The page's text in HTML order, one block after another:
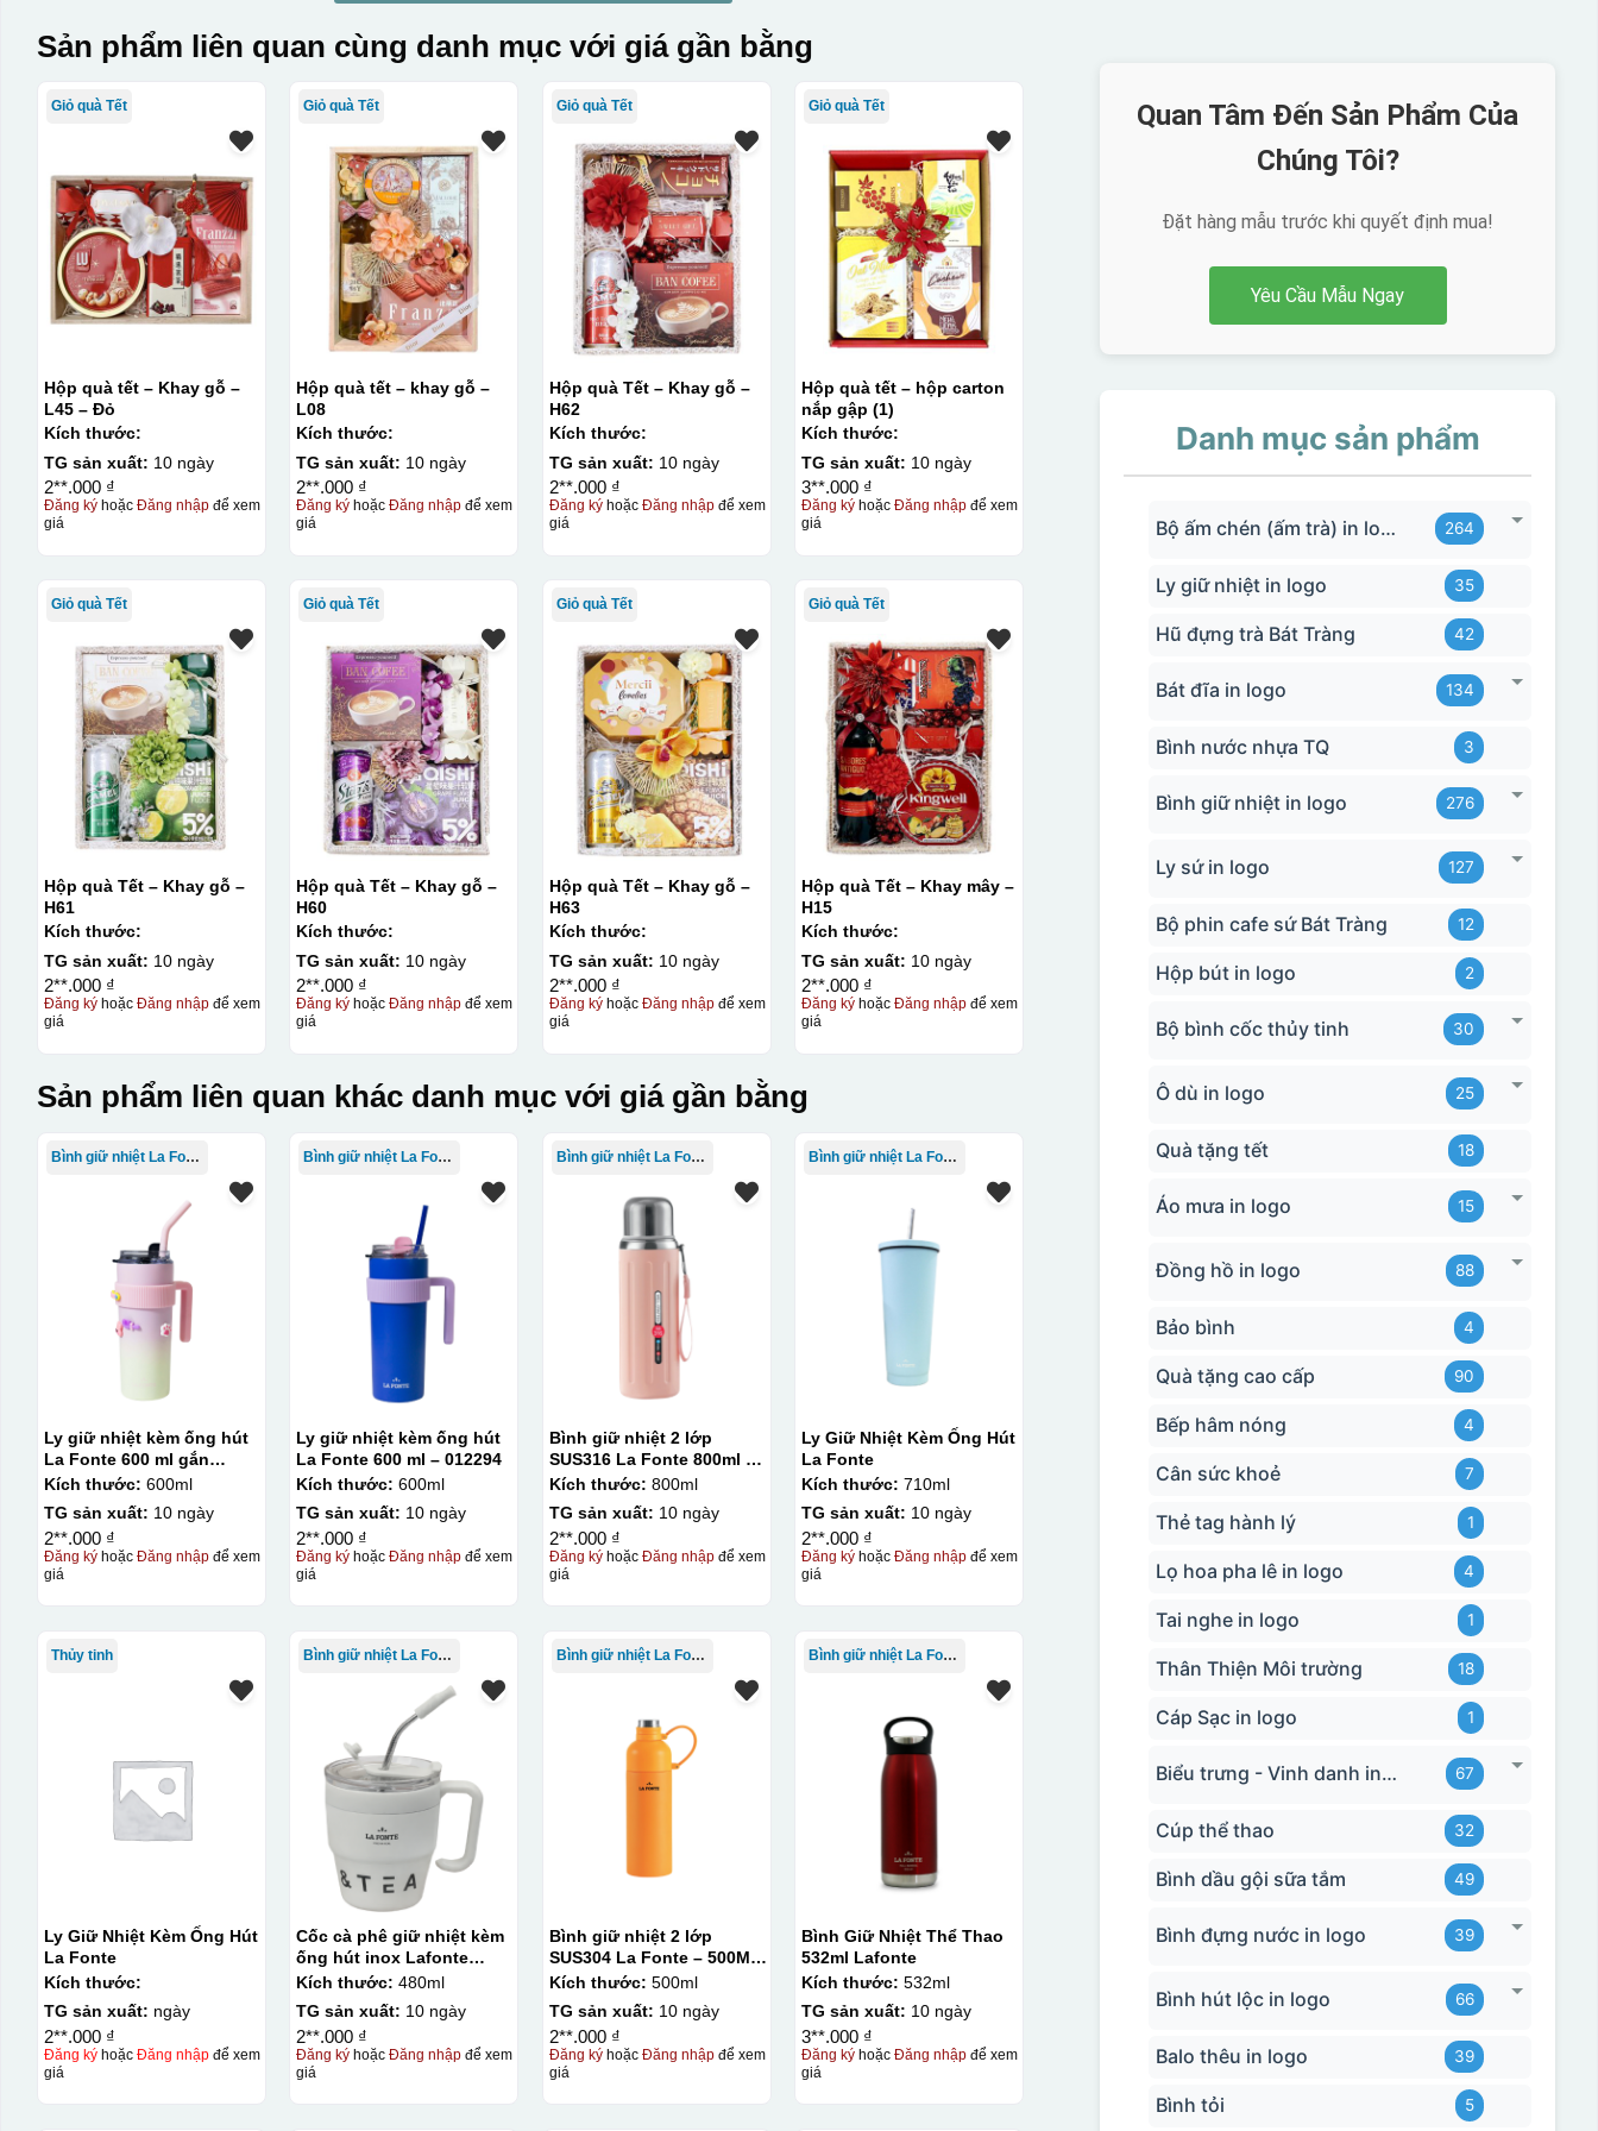
Sản phẩm liên quan cùng danh mục với giá gần bằng
Giỏ quà Tết
Hộp quà tết – Khay gỗ –
L45 – Đỏ
Kích thước:
TG sản xuất: 10 ngày
2**.000 ₫
Đăng kýhoặc Đăng nhậpđể xem
giá
Giỏ quà Tết
Hộp quà tết – khay gỗ –
L08
Kích thước:
TG sản xuất: 10 ngày
2**.000 ₫
Đăng ký hoặcĐăng nhập để xem
giá
Giỏ quà Tết
Hộp quà Tết – Khay gỗ –
H62
Kích thước:
TG sản xuất: 10 ngày
2**.000 ₫
Đăng kýhoặc Đăng nhậpđể xem
giá
Giỏ quà Tết
Hộp quà tết – hộp carton
nắp gập (1)
Kích thước:
TG sản xuất: 10 ngày
3**.000 ₫
Đăng ký hoặcĐăng nhập để xem
giá
Giỏ quà Tết
Hộp quà Tết – Khay gỗ –
H61
Kích thước:
TG sản xuất: 10 ngày
2**.000 ₫
Đăng kýhoặc Đăng nhậpđể xem
giá
Giỏ quà Tết
Hộp quà Tết – Khay gỗ –
H60
Kích thước:
TG sản xuất: 10 ngày
2**.000 ₫
Đăng ký hoặcĐăng nhập để xem
giá
Giỏ quà Tết
Hộp quà Tết – Khay gỗ –
H63
Kích thước:
TG sản xuất: 10 ngày
2**.000 ₫
Đăng kýhoặc Đăng nhậpđể xem
giá
Giỏ quà Tết
Hộp quà Tết – Khay mây –
H15
Kích thước:
TG sản xuất: 10 ngày
2**.000 ₫
Đăng ký hoặcĐăng nhập để xem
giá
Sản phẩm liên quan khác danh mục với giá gần bằng
Bình giữ nhiệt La Fonte
Ly giữ nhiệt kèm ống hút
La Fonte 600 ml gắn
sticker – 012294
Kích thước: 600ml
TG sản xuất: 10 ngày
2**.000 ₫
Đăng kýhoặc Đăng nhậpđể xem
giá
Bình giữ nhiệt La Fonte
Ly giữ nhiệt kèm ống hút
La Fonte 600 ml – 012294
Kích thước: 600ml
TG sản xuất: 10 ngày
2**.000 ₫
Đăng ký hoặcĐăng nhập để xem
giá
Bình giữ nhiệt La Fonte
Bình giữ nhiệt 2 lớp
SUS316 La Fonte 800ml –
012720
Kích thước: 800ml
TG sản xuất: 10 ngày
2**.000 ₫
Đăng kýhoặc Đăng nhậpđể xem
giá
Bình giữ nhiệt La Fonte
Ly Giữ Nhiệt Kèm Ống Hút
La Fonte
Kích thước: 710ml
TG sản xuất: 10 ngày
2**.000 ₫
Đăng ký hoặcĐăng nhập để xem
giá
Thủy tinh
Ly Giữ Nhiệt Kèm Ống Hút
La Fonte
Kích thước:
TG sản xuất: ngày
2**.000 ₫
Đăng kýhoặc Đăng nhậpđể xem
giá
Bình giữ nhiệt La Fonte
Cốc cà phê giữ nhiệt kèm
ống hút inox Lafonte
480ML – 012782
Kích thước: 480ml
TG sản xuất: 10 ngày
2**.000 ₫
Đăng ký hoặcĐăng nhập để xem
giá
Bình giữ nhiệt La Fonte
Bình giữ nhiệt 2 lớp
SUS304 La Fonte – 500ML
– 012737
Kích thước: 500ml
TG sản xuất: 10 ngày
2**.000 ₫
Đăng kýhoặc Đăng nhậpđể xem
giá
Bình giữ nhiệt La Fonte
Bình Giữ Nhiệt Thể Thao
532ml Lafonte
Kích thước: 532ml
TG sản xuất: 10 ngày
3**.000 ₫
Đăng ký hoặcĐăng nhập để xem
giá
Quan Tâm Đến Sản Phẩm Của
Chúng Tôi?
Đặt hàng mẫu trước khi quyết định mua!
Yêu Cầu Mẫu Ngay
Danh mục sản phẩm
Bộ ấm chén (ấm trà) in logo 264
Ly giữ nhiệt in logo 35
Hũ đựng trà Bát Tràng 42
Bát đĩa in logo 134
Bình nước nhựa TQ 3
Bình giữ nhiệt in logo 276
Ly sứ in logo 127
Bộ phin cafe sứ Bát Tràng 12
Hộp bút in logo 2
Bộ bình cốc thủy tinh 30
Ô dù in logo 25
Quà tặng tết 18
Áo mưa in logo 15
Đồng hồ in logo 88
Bảo bình 4
Quà tặng cao cấp 90
Bếp hâm nóng 4
Cân sức khoẻ 7
Thẻ tag hành lý 1
Lọ hoa pha lê in logo 4
Tai nghe in logo 1
Thân Thiện Môi trường 18
Cáp Sạc in logo 1
Biểu trưng - Vinh danh in logo 67
Cúp thể thao 32
Bình dầu gội sữa tắm 49
Bình đựng nước in logo 39
Bình hút lộc in logo 66
Balo thêu in logo 39
Bình tỏi 5